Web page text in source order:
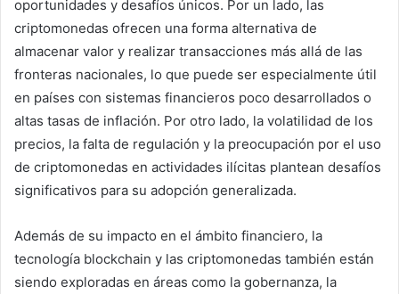
oportunidades y desafíos únicos. Por un lado, las
criptomonedas ofrecen una forma alternativa de
almacenar valor y realizar transacciones más allá de las
fronteras nacionales, lo que puede ser especialmente útil
en países con sistemas financieros poco desarrollados o
altas tasas de inflación. Por otro lado, la volatilidad de los
precios, la falta de regulación y la preocupación por el uso
de criptomonedas en actividades ilícitas plantean desafíos
significativos para su adopción generalizada.
Además de su impacto en el ámbito financiero, la
tecnología blockchain y las criptomonedas también están
siendo exploradas en áreas como la gobernanza, la